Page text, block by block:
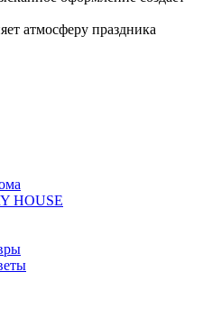
атмосферу праздника
HOUSE